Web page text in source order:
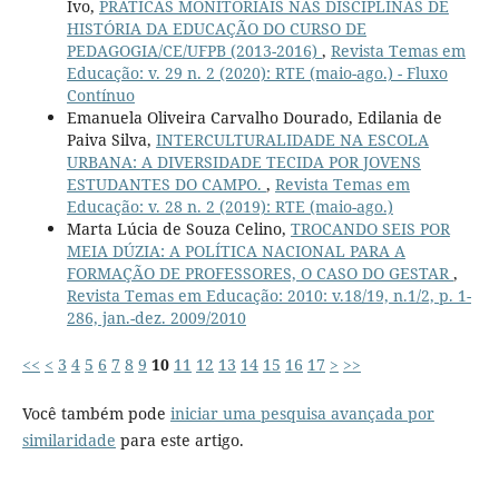
Ivo, PRÁTICAS MONITORIAIS NAS DISCIPLINAS DE
HISTÓRIA DA EDUCAÇÃO DO CURSO DE
PEDAGOGIA/CE/UFPB (2013-2016) , Revista Temas em
Educação: v. 29 n. 2 (2020): RTE (maio-ago.) - Fluxo
Contínuo
Emanuela Oliveira Carvalho Dourado, Edilania de
Paiva Silva, INTERCULTURALIDADE NA ESCOLA
URBANA: A DIVERSIDADE TECIDA POR JOVENS
ESTUDANTES DO CAMPO. , Revista Temas em
Educação: v. 28 n. 2 (2019): RTE (maio-ago.)
Marta Lúcia de Souza Celino, TROCANDO SEIS POR
MEIA DÚZIA: A POLÍTICA NACIONAL PARA A
FORMAÇÃO DE PROFESSORES, O CASO DO GESTAR,
Revista Temas em Educação: 2010: v.18/19, n.1/2, p. 1-
286, jan.-dez. 2009/2010
<< < 3 4 5 6 7 8 9 10 11 12 13 14 15 16 17 > >>
Você também pode iniciar uma pesquisa avançada por
similaridade para este artigo.